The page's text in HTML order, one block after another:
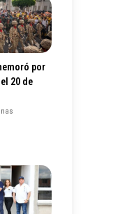
por
20 de